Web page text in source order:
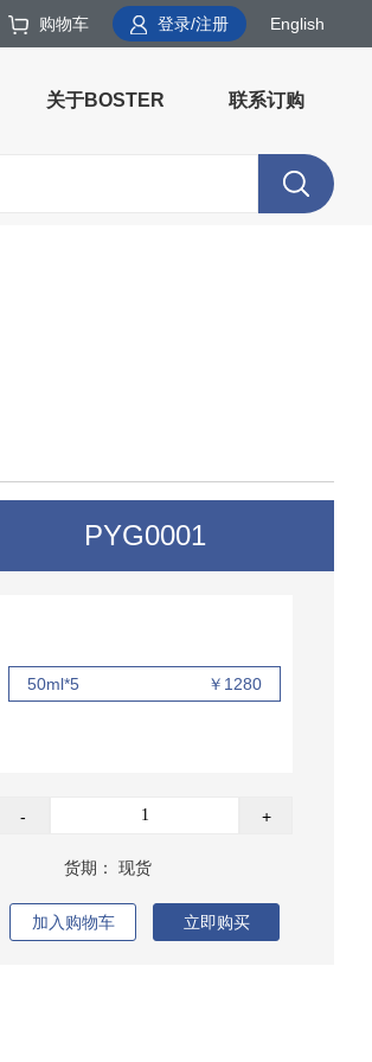
购物车 登录/注册 English
关于BOSTER 联系订购
PYG0001
50ml*5 ￥1280
- +
货期： 现货
加入购物车 立即购买